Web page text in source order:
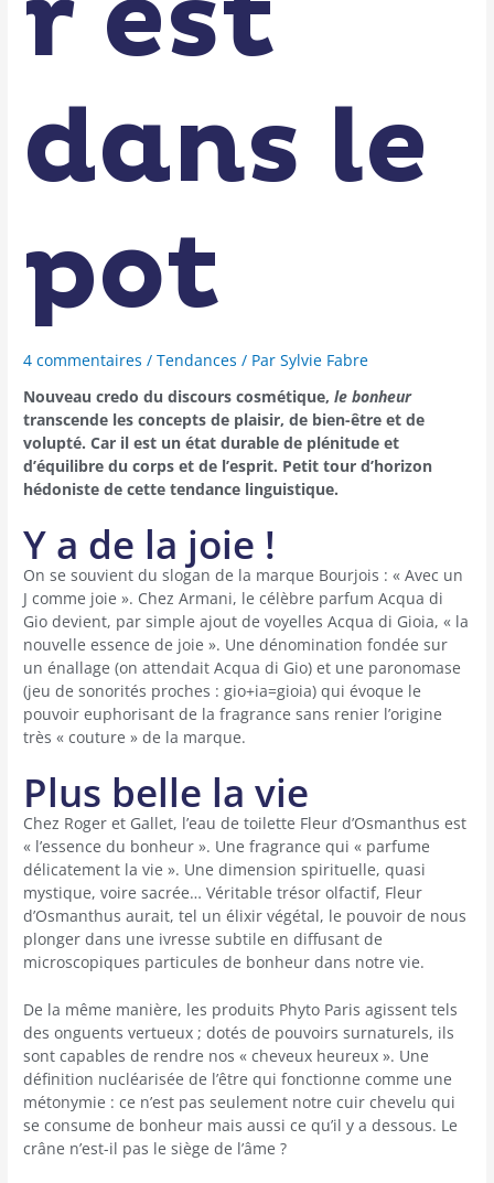
dans le
pot
4 commentaires /Tendances / ParSylvie Fabre
Nouveau credo du discours cosmétique,le bonheur
transcende les concepts de plaisir, de bien-être et de
volupté. Car il est un état durable de plénitude et
d’équilibre du corps et de l’esprit. Petit tour d’horizon
hédoniste de cette tendance linguistique.
Y a de la joie !
On se souvient du slogan de la marque Bourjois : « Avec un
J comme joie ». Chez Armani, le célèbre parfum Acqua di
Gio devient, par simple ajout de voyelles Acqua di Gioia, « la
nouvelle essence de joie ». Une dénomination fondée sur
un énallage (on attendait Acqua di Gio) et une paronomase
(jeu de sonorités proches : gio+ia=gioia) qui évoque le
pouvoir euphorisant de la fragrance sans renier l’origine
très « couture » de la marque.
Plus belle la vie
Chez Roger et Gallet, l’eau de toilette Fleur d’Osmanthus est
« l’essence du bonheur ». Une fragrance qui « parfume
délicatement la vie ». Une dimension spirituelle, quasi
mystique, voire sacrée… Véritable trésor olfactif, Fleur
d’Osmanthus aurait, tel un élixir végétal, le pouvoir de nous
plonger dans une ivresse subtile en diffusant de
microscopiques particules de bonheur dans notre vie.
De la même manière, les produits Phyto Paris agissent tels
des onguents vertueux ; dotés de pouvoirs surnaturels, ils
sont capables de rendre nos « cheveux heureux ». Une
définition nucléarisée de l’être qui fonctionne comme une
métonymie : ce n’est pas seulement notre cuir chevelu qui
se consume de bonheur mais aussi ce qu’il y a dessous. Le
crâne n’est-il pas le siège de l’âme ?